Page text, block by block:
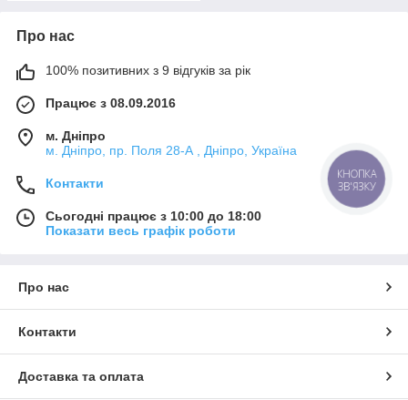
Про нас
100% позитивних з 9 відгуків за рік
Працює з 08.09.2016
м. Дніпро
м. Дніпро, пр. Поля 28-А , Дніпро, Україна
Контакти
Сьогодні працює з 10:00 до 18:00
Показати весь графік роботи
Про нас
Контакти
Доставка та оплата
КНОПКА
ЗВ'ЯЗКУ